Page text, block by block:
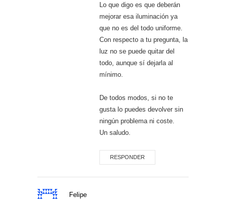
Lo que digo es que deberán
mejorar esa iluminación ya
que no es del todo uniforme.
Con respecto a tu pregunta, la
luz no se puede quitar del
todo, aunque sí dejarla al
mínimo.
De todos modos, si no te
gusta lo puedes devolver sin
ningún problema ni coste.
Un saludo.
RESPONDER
Felipe